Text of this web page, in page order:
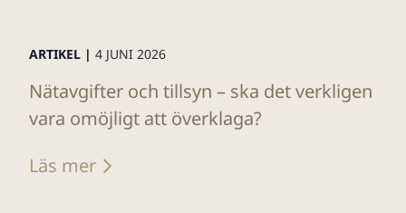
ARTIKEL | 4 JUNI 2026
Nätavgifter och tillsyn – ska det verkligen
vara omöjligt att överklaga?
Läs mer